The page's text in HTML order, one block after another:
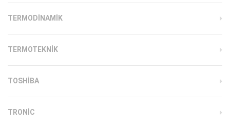
TERMODINAMIK
TERMOTEKNIK
TOSHIBA
TRONIC